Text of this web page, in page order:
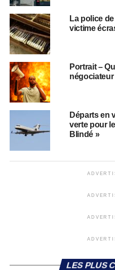
La police
victime
Portrait –
négociateur
Départs en
verte pour
Blindé »
LES PLUS